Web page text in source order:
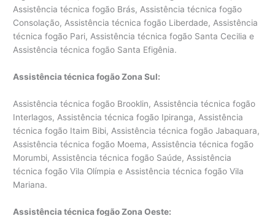
Assistência técnica fogão Brás, Assistência técnica fogão
Consolação, Assistência técnica fogão Liberdade, Assistência
técnica fogão Pari, Assistência técnica fogão Santa Cecilia e
Assistência técnica fogão Santa Efigênia.
Assistência técnica fogão Zona Sul:
Assistência técnica fogão Brooklin, Assistência técnica fogão
Interlagos, Assistência técnica fogão Ipiranga, Assistência
técnica fogão Itaim Bibi, Assistência técnica fogão Jabaquara,
Assistência técnica fogão Moema, Assistência técnica fogão
Morumbi, Assistência técnica fogão Saúde, Assistência
técnica fogão Vila Olímpia e Assistência técnica fogão Vila
Mariana.
Assistência técnica fogão Zona Oeste: